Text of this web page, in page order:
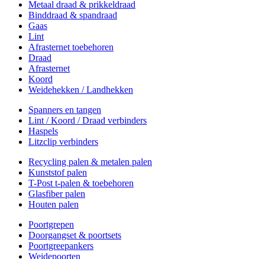
Metaal draad & prikkeldraad
Binddraad & spandraad
Gaas
Lint
Afrasternet toebehoren
Draad
Afrasternet
Koord
Weidehekken / Landhekken
Spanners en tangen
Lint / Koord / Draad verbinders
Haspels
Litzclip verbinders
Recycling palen & metalen palen
Kunststof palen
T-Post t-palen & toebehoren
Glasfiber palen
Houten palen
Poortgrepen
Doorgangset & poortsets
Poortgreepankers
Weidepoorten